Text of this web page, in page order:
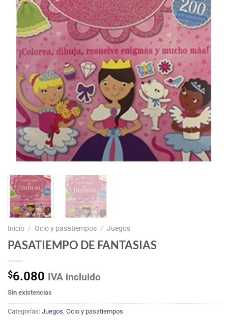
Inicio / Ocio y pasatiempos / Juegos
PASATIEMPO DE FANTASIAS
$6.080 IVA incluido
Sin existencias
Categorías: Juegos, Ocio y pasatiempos